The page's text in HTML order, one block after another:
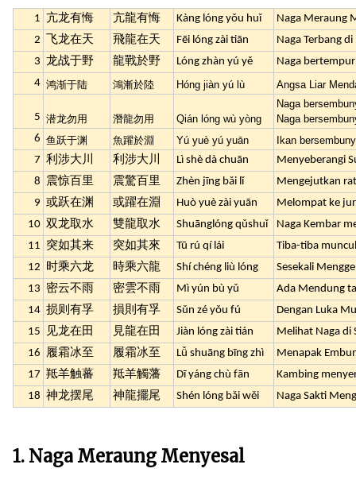
1 亢龙有悔 亢龍有悔 Kàng lóng yǒu huǐ
Naga Meraung
2
飞龙在天 飛龍在天 Fēi lóng zài tiān
Naga Terbang
3 龙战于野 龍戰於野 Lóng zhàn yú yě
Naga
4 鸿渐于陆 鴻漸於陸 Hóng jiàn yú lù Angsa Liar
5 潜龙勿用 潛龍勿用 Qián lóng wù yòng
Naga
Naga
6 鱼跃于渊 魚躍於淵 Yú yuè yú yuān
Ikan
7 利涉大川 利涉大川 Lì shè dà chuān
Menyeberangi
8 震惊百里 震驚百里 Zhèn jīng bǎi lǐ
Mengejutkan
9 或跃在渊 或躍在淵 Huò yuè zài yuān
Melompat ke
10 双龙取水 雙龍取水 Shuānglóng qǔshuǐ
Naga Kembar
11 突如其来 突如其來 Tū rú qí lái
Tiba-tiba muncul
12 时乘六龙 時乘六龍 Shí chéng liù lóng
Sesekali
13 密云不雨 密雲不雨 Mì yún bù yǔ
Ada Mendung
14 损则有孚 損則有孚 Sǔn zé yǒu fú
Dengan Luka
15 见龙在田 見龍在田 Jiàn lóng zài tián
Melihat Naga di
16 履霜冰至 履霜冰至 Lǚ shuāng bīng zhì
Menapak
17 羝羊触蕃 羝羊觸藩 Dī yáng chù fān
Kambing
18 神龙摆尾 神龍擺尾 Shén lóng bǎi wěi Naga Sakti
1. Naga Meraung Menyesal